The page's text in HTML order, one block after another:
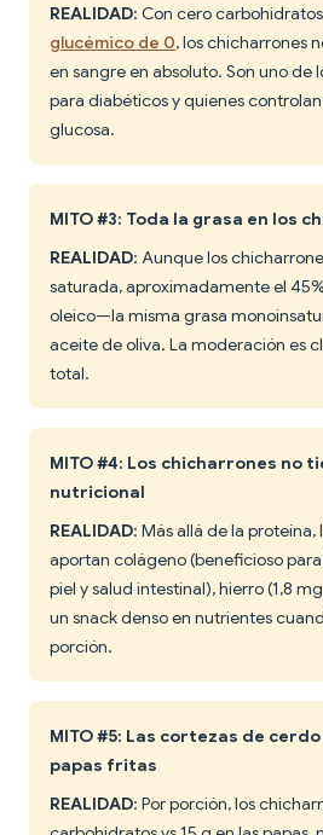
REALIDAD: Con cero
glucémico de 0, los chicharrones
en sangre en absoluto. Son uno de
para diabéticos y quienes controlan
glucosa.
MITO #3: Toda la grasa en los
REALIDAD: Aunque los
saturada, aproximadamente el
oleico—la misma grasa
aceite de oliva. La moderación es
total.
MITO #4: Los chicharrones no
nutricional
REALIDAD: Más allá de la
aportan colágeno (beneficioso
piel y salud intestinal), hierro (1,8
un snack denso en nutrientes
porción.
MITO #5: Las cortezas de
papas fritas
REALIDAD: Por porción, los